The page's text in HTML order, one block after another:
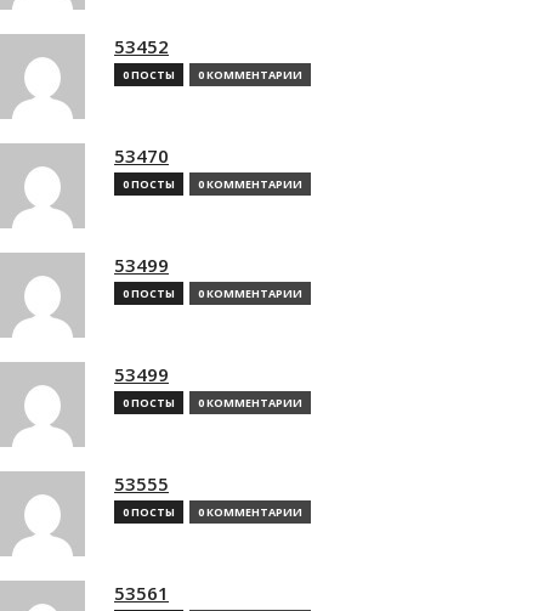
53452
0 ПОСТЫ 0 КОММЕНТАРИИ
53470
0 ПОСТЫ 0 КОММЕНТАРИИ
53499
0 ПОСТЫ 0 КОММЕНТАРИИ
53499
0 ПОСТЫ 0 КОММЕНТАРИИ
53555
0 ПОСТЫ 0 КОММЕНТАРИИ
53561